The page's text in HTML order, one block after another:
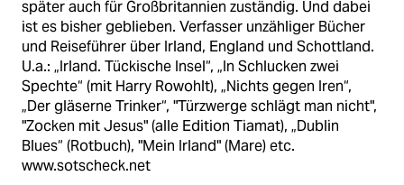
später auch für Großbritannien zuständig. Und dabei
ist es bisher geblieben. Verfasser unzähliger Bücher
und Reiseführer über Irland, England und Schottland.
U.a.: „Irland. Tückische Insel“, „In Schlucken zwei
Spechte“ (mit Harry Rowohlt), „Nichts gegen Iren“,
„Der gläserne Trinker“, "Türzwerge schlägt man nicht",
"Zocken mit Jesus" (alle Edition Tiamat), „Dublin
Blues“ (Rotbuch), "Mein Irland" (Mare) etc.
www.sotscheck.net